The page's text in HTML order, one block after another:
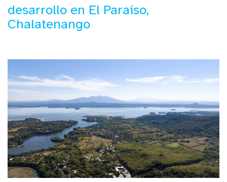
desarrollo en El Paraíso,
Chalatenango